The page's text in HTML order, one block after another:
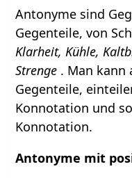
Antonyme sind
Gegenteile, von
Klarheit, Kühle,
Strenge . Man kann
Gegenteile,
Konnotation und
Konnotation.
Antonyme mit